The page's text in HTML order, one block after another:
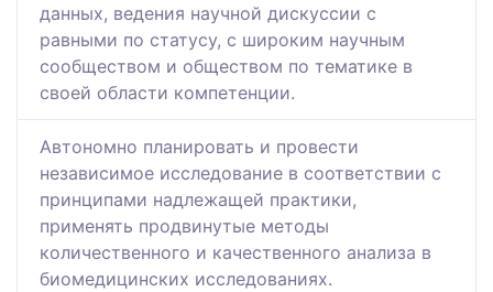
данных, ведения научной дискуссии с
равными по статусу, с широким научным
сообществом и обществом по тематике в
своей области компетенции.
Автономно планировать и провести
независимое исследование в соответствии с
принципами надлежащей практики,
применять продвинутые методы
количественного и качественного анализа в
биомедицинских исследованиях.